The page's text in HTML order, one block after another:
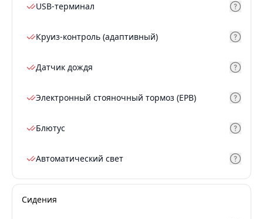
USB-терминал
Круиз-контроль (адаптивный)
Датчик дождя
Электронный стояночный тормоз (EPB)
Блютус
Автоматический свет
Сидения